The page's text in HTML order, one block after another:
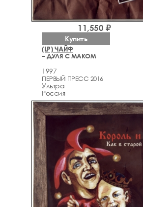
(LP) ЧАЙФ
– ДУЛЯ С МАКОМ
1997
ПЕРВЫЙ ПРЕСС 2016
Ультра
Россия
11,550 ₽
Купить